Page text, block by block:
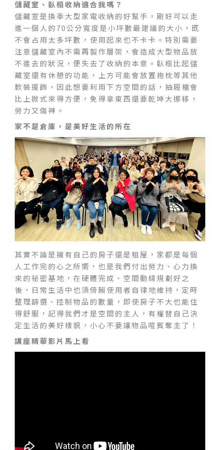
儲藏室、臥榻收納適合我嗎？
儲藏室是換季大型家電收納的好幫手，剛好可以走
進一個人的70公分寬度是小坪數最建議的大小，既
不會占用太多坪數，使用起來也不卡卡。特別需要
注意儲藏室內不需再製作層架，會造成大型物品放
不進去的狀況，便失去了收納的本意。臥榻比起儲
藏室還有休憩的功能，上方可能會放置抱枕等其他
軟裝擺飾，因此想要利用下方空間的話，抽屜櫃會
比上掀式來得方便，免得拿東西還要乾坤大挪移，
勞力又傷神。
家不是倉庫，是美好生活的所在
其實不論是擁有自己的房子還是租屋，家都是每個
人工作完的心之所嚮，也是我們付出勞力、心力換
來的祕密基地，在硬體完成、空間動線規劃好之
後，日常生活中也須倚賴使用者自律地維持，定時
整理篩選、控制物品的數量，即使房子不大也能住
得舒服，記得我們才是空間的主人，有權替自己決
定生活的美好樣貌，小心不要讓物品喧賓奪主了！
講座精華影片馬上看